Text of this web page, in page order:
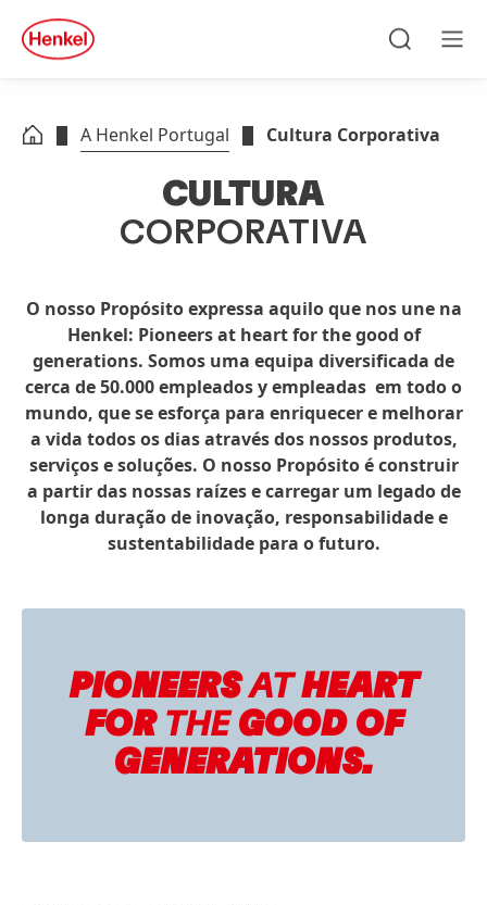
Skip to footer
quick
search
A Henkel Portugal Cultura Corporativa
CULTURA
CORPORATIVA
O nosso Propósito expressa aquilo que nos une na
Henkel: Pioneers at heart for the good of
generations. Somos uma equipa diversificada de
cerca de 50.000 empleados y empleadas em todo o
mundo, que se esforça para enriquecer e melhorar
a vida todos os dias através dos nossos produtos,
serviços e soluções. O nosso Propósito é construir
a partir das nossas raízes e carregar um legado de
longa duração de inovação, responsabilidade e
sustentabilidade para o futuro.
PIONEERSATHEART
FOR THEGOOD OF
GENERATIONS.